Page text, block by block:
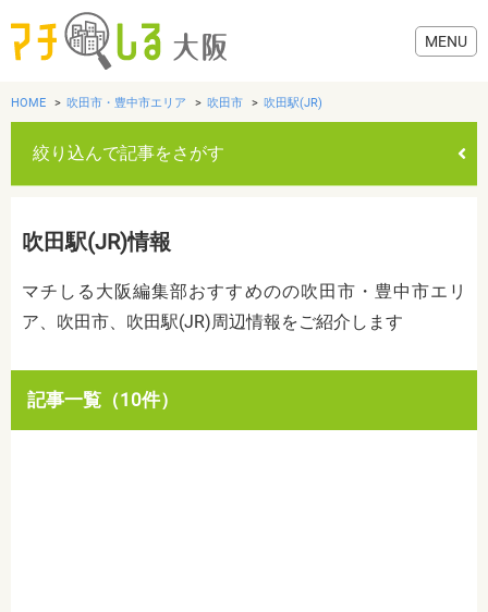
歯医者・病院
美容・健康
おでかけ
HOME 吹田市・豊中市エリア 吹田市 吹田駅(JR)
絞り込んで記事をさがす
カテゴリを選ぶ
すべて グルメ 美容・健康 歯医者・病院 おでかけ
吹田駅(JR)情報
マチしる大阪編集部おすすめのの吹田市・豊中市エリ
ア、吹田市、吹田駅(JR)周辺情報をご紹介します
記事一覧（10件）